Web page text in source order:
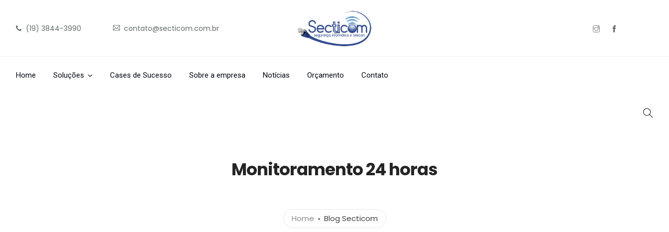
(19) 3844-3990 contato@secticom.com.br
Home Soluções Cases de Sucesso Sobre a empresa Notícias Orçamento Contato
Monitoramento 24 horas
Home Blog Secticom